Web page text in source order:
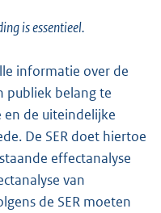
is essentieel.
informatie over de
publiek belang te
en de uiteindelijke
De SER doet hiertoe
effectanalyse
van
de SER moeten